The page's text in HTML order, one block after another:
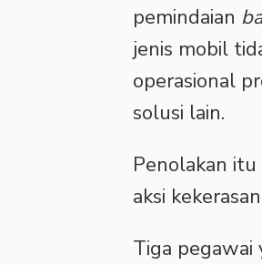
pemindaian
jenis mobil
operasional
solusi lain.
‎Penolakan
aksi
‎Tiga pegawai